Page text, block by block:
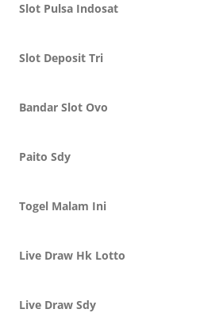
Slot Pulsa Indosat
Slot Deposit Tri
Bandar Slot Ovo
Paito Sdy
Togel Malam Ini
Live Draw Hk Lotto
Live Draw Sdy